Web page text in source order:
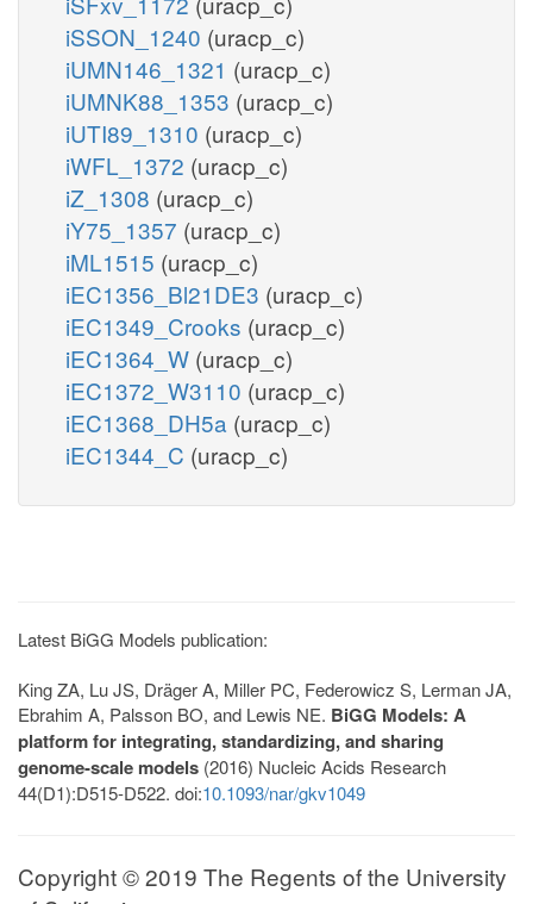
iSSON_1240 (uracp_c)
iUMN146_1321 (uracp_c)
iUMNK88_1353 (uracp_c)
iUTI89_1310 (uracp_c)
iWFL_1372 (uracp_c)
iZ_1308 (uracp_c)
iY75_1357 (uracp_c)
iML1515 (uracp_c)
iEC1356_Bl21DE3 (uracp_c)
iEC1349_Crooks (uracp_c)
iEC1364_W (uracp_c)
iEC1372_W3110 (uracp_c)
iEC1368_DH5a (uracp_c)
iEC1344_C (uracp_c)
Latest BiGG Models publication:
King ZA, Lu JS, Dräger A, Miller PC, Federowicz S, Lerman JA,
Ebrahim A, Palsson BO, and Lewis NE. BiGG Models: A
platform for integrating, standardizing, and sharing
genome-scale models (2016) Nucleic Acids Research
44(D1):D515-D522. doi:10.1093/nar/gkv1049
Copyright © 2019 The Regents of the University